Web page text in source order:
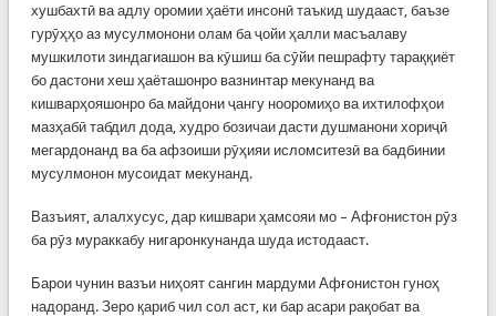
хушбахтӣ ва адлу оромии ҳаёти инсонӣ таъкид шудааст, баъзе
гурӯҳҳо аз мусулмонони олам ба ҷойи ҳалли масъалаву
мушкилоти зиндагиашон ва кӯшиш ба сӯйи пешрафту тараққиёт
бо дастони хеш ҳаёташонро вазнинтар мекунанд ва
кишварҳояшонро ба майдони ҷангу нооромиҳо ва ихтилофҳои
мазҳабӣ табдил дода, худро бозичаи дасти душманони хориҷӣ
мегардонанд ва ба афзоиши рӯҳияи исломситезӣ ва бадбинии
мусулмонон мусоидат мекунанд.
Вазъият, алалхусус, дар кишвари ҳамсояи мо – Афғонистон рӯз
ба рӯз мураккабу нигаронкунанда шуда истодааст.
Барои чунин вазъи ниҳоят сангин мардуми Афғонистон гуноҳ
надоранд. Зеро қариб чил сол аст, ки бар асари рақобат ва